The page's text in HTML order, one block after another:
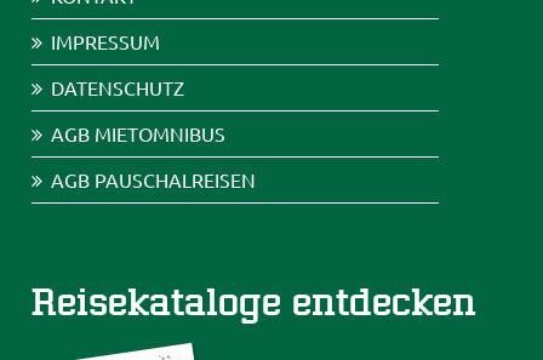
IMPRESSUM
DATENSCHUTZ
AGB MIETOMNIBUS
AGB PAUSCHALREISEN
Reisekataloge entdecken